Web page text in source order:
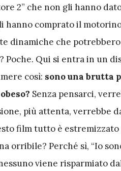
2” che non gli hanno
hanno comprato il
dinamiche che
Poche. Qui si entra in un
così: sono una brutta
Senza pensarci,
più attenta, verrebbe
film tutto è estremizzato
orribile? Perché sì, “Io
viene risparmiato